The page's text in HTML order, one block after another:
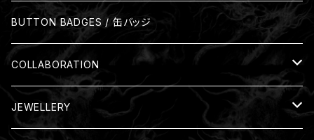
Mug
BUTTON BADGES / 缶バッジ
COLLABORATION
Nil:GRAVE
JEWELLERY